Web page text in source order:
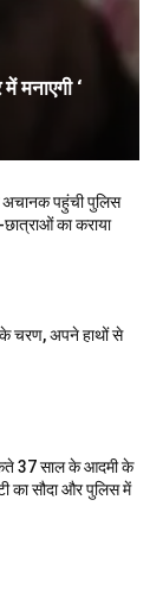
मनाएगी ‘
पहुंची पुलिस
का कराया
के चरण, अपने हाथों से
37 साल के आदमी के
का सौदा और पुलिस में